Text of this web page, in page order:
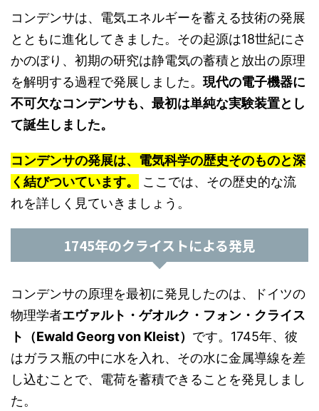
コンデンサは、電気エネルギーを蓄える技術の発展
とともに進化してきました。その起源は18世紀にさ
かのぼり、初期の研究は静電気の蓄積と放出の原理
を解明する過程で発展しました。 現代の電子機器に
不可欠なコンデンサも、最初は単純な実験装置とし
て誕生しました。
コンデンサの発展は、電気科学の歴史そのものと深
く結びついています。
ここでは、その歴史的な流
れを詳しく見ていきましょう。
1745年のクライストによる発見
コンデンサの原理を最初に発見したのは、ドイツの
物理学者エヴァルト・ゲオルク・フォン・クライス
ト（Ewald Georg von Kleist） です。1745年、彼
はガラス瓶の中に水を入れ、その水に金属導線を差
し込むことで、電荷を蓄積できることを発見しまし
た。